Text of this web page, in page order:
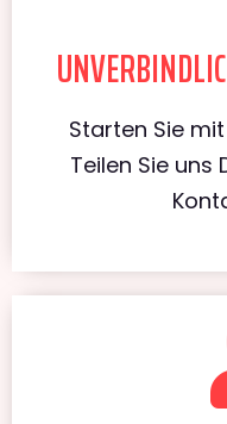
Starten Sie
Teilen Sie uns